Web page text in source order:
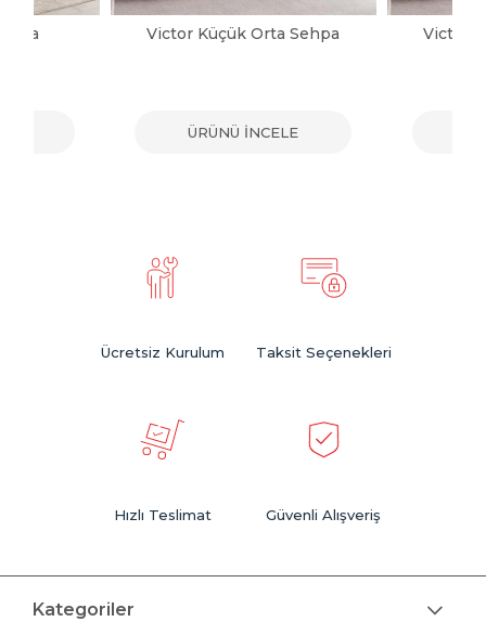
Victor Küçük Orta Sehpa
ÜRÜNÜ İNCELE
Victor
Ücretsiz Kurulum Taksit Seçenekleri
Hızlı Teslimat Güvenli Alışveriş
Kategoriler